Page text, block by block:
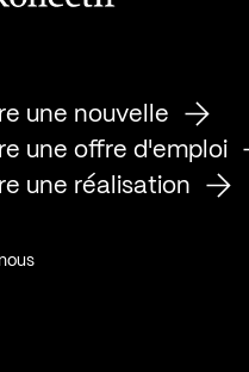
une nouvelle
une offre d'emploi
une réalisation